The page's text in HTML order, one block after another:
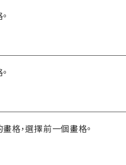
，選擇前一個畫格。